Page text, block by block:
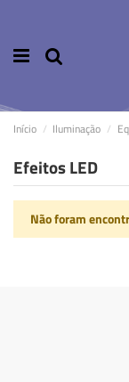
Início Iluminação
Efeitos LED
Não foram